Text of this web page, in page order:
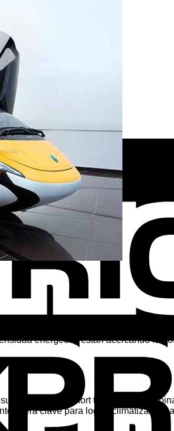
del siglo XXI. A diferencia de los
energética están acercando la
y el confort térmico de la
será clave para lograr climatizar el